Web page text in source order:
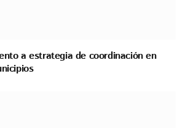
a estrategia de coordinación en